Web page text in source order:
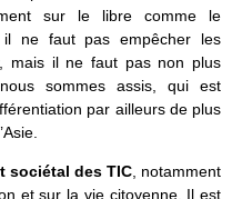
sur le libre comme le
il ne faut pas empêcher les
mais il ne faut pas non plus
sommes assis, qui est
par ailleurs de plus
sociétal des TIC, notamment
et sur la vie citoyenne. Il est